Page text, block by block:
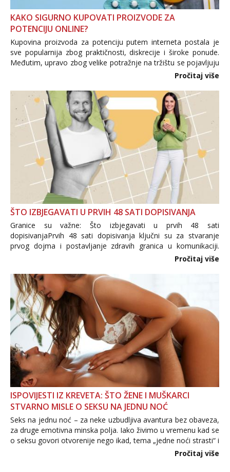
KAKO SIGURNO KUPOVATI PROIZVODE ZA
POTENCIJU ONLINE?
Kupovina proizvoda za potenciju putem interneta postala je
sve popularnija zbog praktičnosti, diskrecije i široke ponude.
Međutim, upravo zbog velike potražnje na tržištu se pojavljuju
i brojni krivotvoreni proizvodi, nepouzdane internetske
Pročitaj više
ŠTO IZBJEGAVATI U PRVIH 48 SATI DOPISIVANJA
Granice su važne: Što izbjegavati u prvih 48 sati
dopisivanjaPrvih 48 sati dopisivanja ključni su za stvaranje
prvog dojma i postavljanje zdravih granica u komunikaciji.
Važno je izbjeći prebrzo otkrivanje osobnih ili intimnih
informacija, jer nepoznata osoba još nije zaslužila to
povjerenje. Takođe...
Pročitaj više
ISPOVIJESTI IZ KREVETA: ŠTO ŽENE I MUŠKARCI
STVARNO MISLE O SEKSU NA JEDNU NOĆ
Seks na jednu noć – za neke uzbudljiva avantura bez obaveza,
za druge emotivna minska polja. Iako živimo u vremenu kad se
o seksu govori otvorenije nego ikad, tema „jedne noći strasti“ i
dalje izaziva burne rasprave. Što zapravo misle žene, a što
Pročitaj više